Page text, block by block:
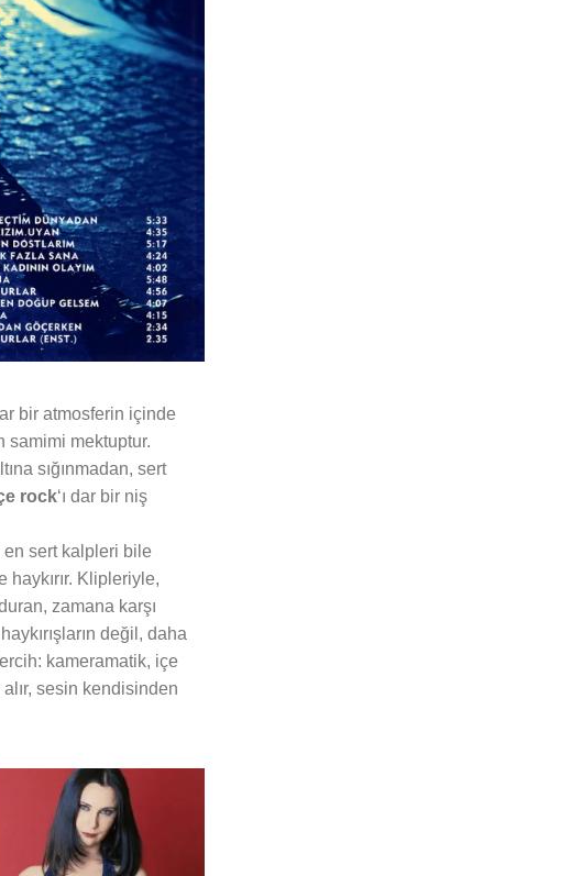
bir atmosferin içinde
samimi mektuptur.
sığınmadan, sert
rock‘ı dar bir niş
en sert kalpleri bile
Klipleriyle,
zamana karşı
değil, daha
kameramatik, içe
sesin kendisinden